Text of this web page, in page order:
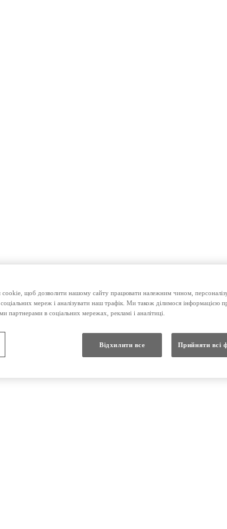
125 мкг №50
щоб дозволити нашому сайту працювати належним чином,
мереж і аналізувати наш трафік. Ми також ділимося інформацією
партнерами в соціальних мережах, рекламі і аналітиці.
Відхилити все Прийняти всі